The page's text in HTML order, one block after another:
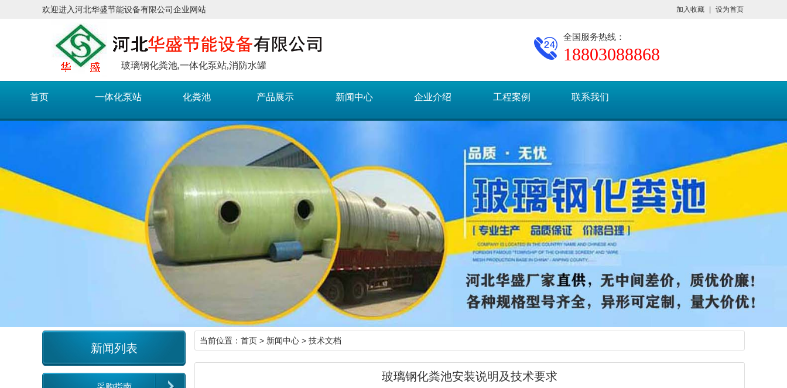
欢迎进入河北华盛节能设备有限公司企业网站 加入收藏 设为首页
玻璃钢化粪池,一体化泵站,消防水罐
全国服务热线：
18803088868
首页 一体化泵站 化粪池 产品展示 新闻中心 企业介绍 工程案例 联系我们
新闻列表
当前位置： 首页 > 新闻中心 > 技术文档
玻璃钢化粪池安装说明及技术要求